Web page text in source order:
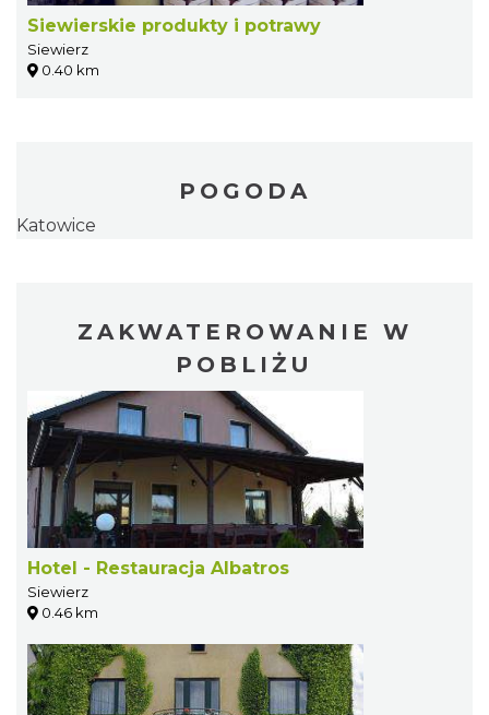
Siewierskie produkty i potrawy
Siewierz
0.40 km
POGODA
Katowice
ZAKWATEROWANIE W
POBLIŻU
Hotel - Restauracja Albatros
Siewierz
0.46 km